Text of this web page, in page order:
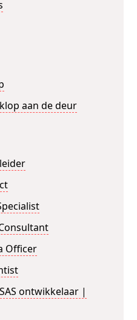
aan de deur
Officer
ontwikkelaar |